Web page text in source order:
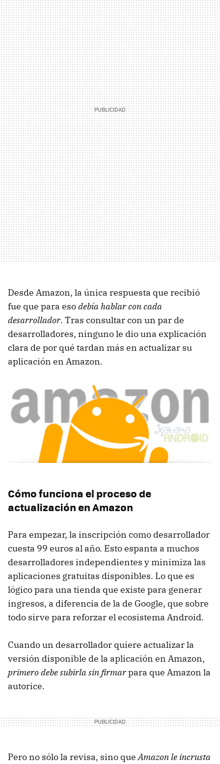
Desde Amazon, la única respuesta que recibió
fue que para esodebía hablar con cada
desarrollador. Tras consultar con un par de
desarrolladores, ninguno le dio una explicación
clara de por qué tardan más en actualizar su
aplicación en Amazon.
Cómo funciona el proceso de
actualización en Amazon
Para empezar, la inscripción como desarrollador
cuesta 99 euros al año. Esto espanta a muchos
desarrolladores independientes y minimiza las
aplicaciones gratuitas disponibles. Lo que es
lógico para una tienda que existe para generar
ingresos, a diferencia de la de Google, que sobre
todo sirve para reforzar el ecosistema Android.
Cuando un desarrollador quiere actualizar la
versión disponible de la aplicación en Amazon,
primero debe subirla sin firmarpara que Amazon la
autorice.
Pero no sólo la revisa, sino queAmazon le incrusta